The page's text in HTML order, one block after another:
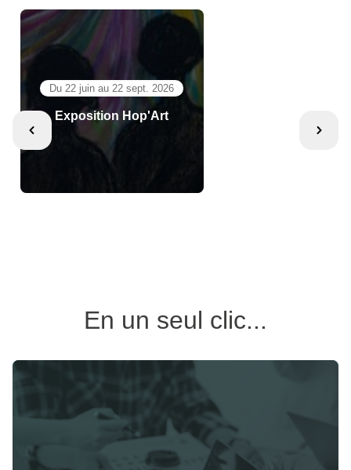
Du 22 juin au 22 sept. 2026
Exposition Hop'Art
En un seul clic...